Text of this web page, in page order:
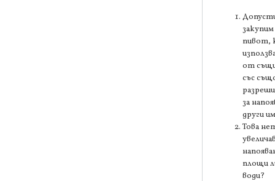
пивот,
от
със
за
други
Това
площи
води?